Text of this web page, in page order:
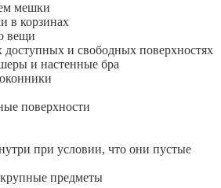
мешки
в корзинах
вещи
и свободных поверхностях
и настенные бра
поверхности
при условии, что они пустые
предметы